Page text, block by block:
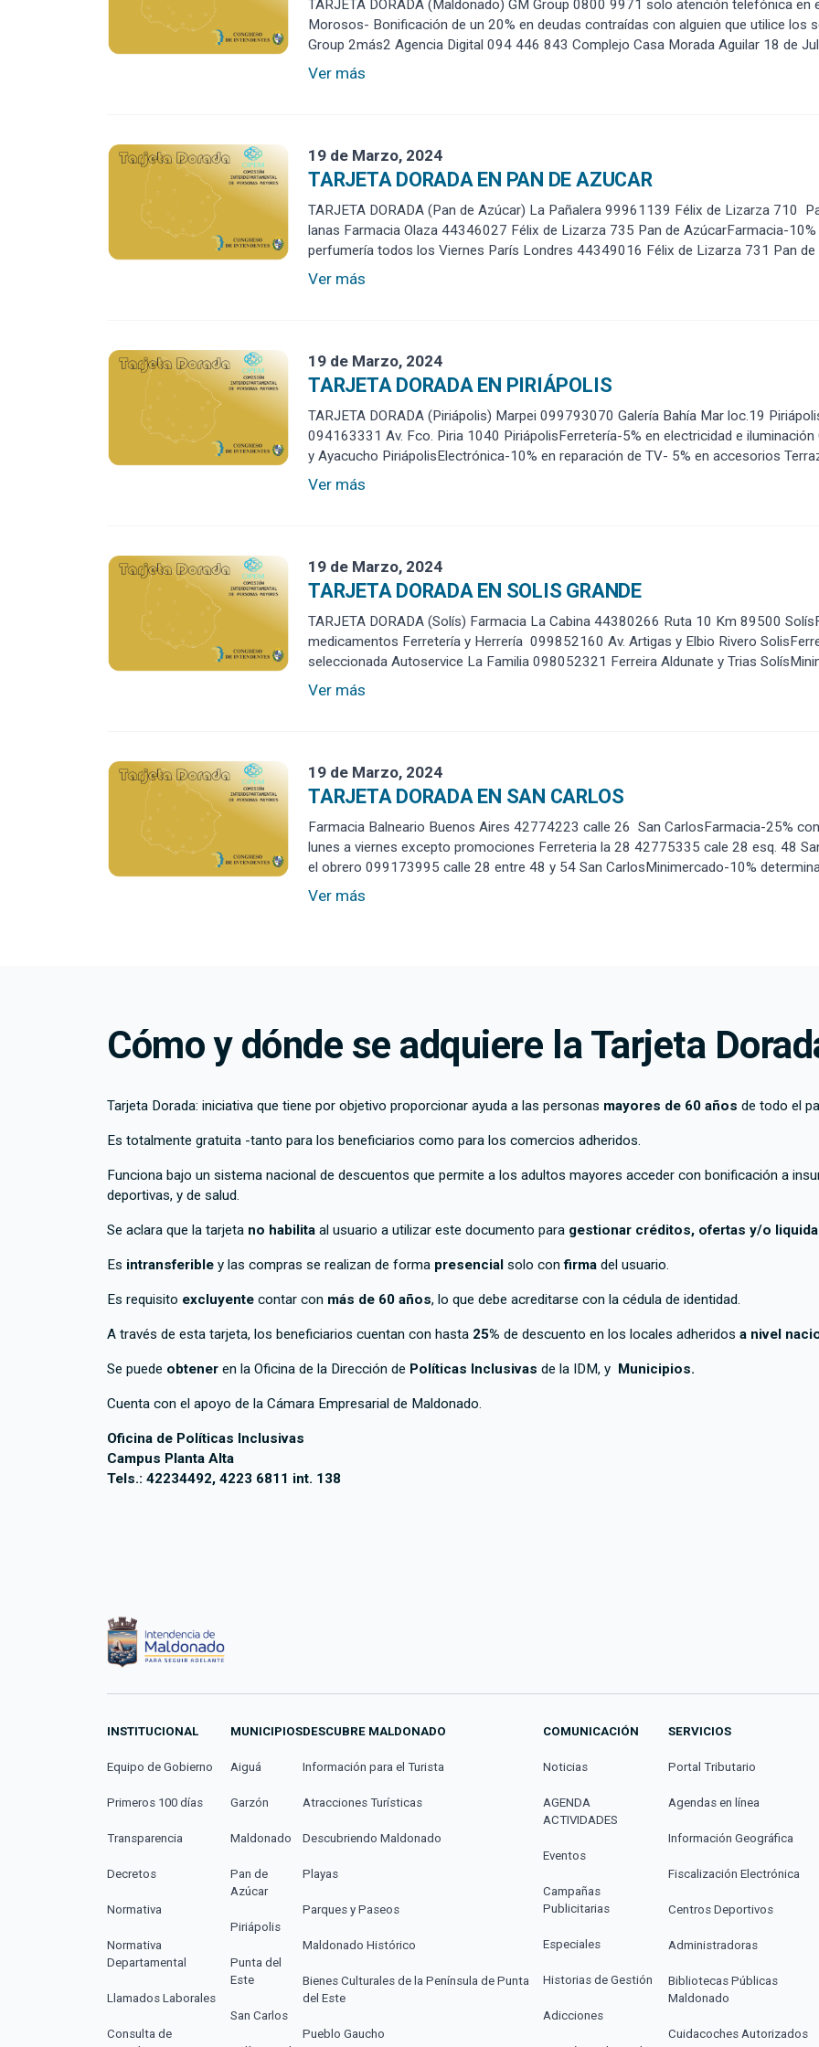
TARJETA DORADA (Maldonado) GM Group 0800 9971 solo atención telefónica
Morosos- Bonificación de un 20% en deudas contraídas con alguien que utilice
Group 2más2 Agencia Digital 094 446 843 Complejo Casa Morada Aguilar 18 de
Ver más
19 de Marzo, 2024
TARJETA DORADA EN PAN DE AZUCAR
TARJETA DORADA (Pan de Azúcar) La Pañalera 99961139 Félix de Lizarza 710
lanas Farmacia Olaza 44346027 Félix de Lizarza 735 Pan de AzúcarFarmacia-
perfumería todos los Viernes París Londres 44349016 Félix de Lizarza 731 Pan de
Ver más
19 de Marzo, 2024
TARJETA DORADA EN PIRIÁPOLIS
TARJETA DORADA (Piriápolis) Marpei 099793070 Galería Bahía Mar loc.19
094163331 Av. Fco. Piria 1040 PiriápolisFerretería-5% en electricidad e
y Ayacucho PiriápolisElectrónica-10% en reparación de TV- 5% en accesorios
Ver más
19 de Marzo, 2024
TARJETA DORADA EN SOLIS GRANDE
TARJETA DORADA (Solís) Farmacia La Cabina 44380266 Ruta 10 Km 89500
medicamentos Ferretería y Herrería 099852160 Av. Artigas y Elbio Rivero
seleccionada Autoservice La Familia 098052321 Ferreira Aldunate y Trias
Ver más
19 de Marzo, 2024
TARJETA DORADA EN SAN CARLOS
Farmacia Balneario Buenos Aires 42774223 calle 26 San CarlosFarmacia-25%
lunes a viernes excepto promociones Ferreteria la 28 42775335 cale 28 esq. 48
el obrero 099173995 calle 28 entre 48 y 54 San CarlosMinimercado-10%
Ver más
Cómo y dónde se adquiere la Tarjeta
Tarjeta Dorada: iniciativa que tiene por objetivo proporcionar ayuda a las personas mayores de 60 años de todo el
Es totalmente gratuita -tanto para los beneficiarios como para los comercios adheridos.
Funciona bajo un sistema nacional de descuentos que permite a los adultos mayores acceder con bonificación a
deportivas, y de salud.
Se aclara que la tarjeta no habilita al usuario a utilizar este documento para gestionar créditos, ofertas y/o
Es intransferible y las compras se realizan de forma presencial solo confirma del usuario.
Es requisito excluyente contar con más de 60 años, lo que debe acreditarse con la cédula de identidad.
A través de esta tarjeta, los beneficiarios cuentan con hasta 25% de descuento en los locales adheridos a nivel
Se puede obtener en la Oficina de la Dirección de Políticas Inclusivas de la IDM, y Municipios.
Cuenta con el apoyo de la Cámara Empresarial de Maldonado.
Oficina de Políticas Inclusivas
Campus Planta Alta
Tels.: 42234492, 4223 6811 int. 138
INSTITUCIONAL
Equipo de Gobierno
Primeros 100 días
Transparencia
Decretos
Normativa
Normativa
Departamental
Llamados Laborales
Consulta de
MUNICIPIOS
Aiguá
Garzón
Maldonado
Pan de
Azúcar
Piriápolis
Punta del
Este
San Carlos
DESCUBRE MALDONADO
Información para el Turista
Atracciones Turísticas
Descubriendo Maldonado
Playas
Parques y Paseos
Maldonado Histórico
Bienes Culturales de la Península de Punta
del Este
Pueblo Gaucho
COMUNICACIÓN
Noticias
AGENDA
ACTIVIDADES
Eventos
Campañas
Publicitarias
Especiales
Historias de Gestión
Adicciones
SERVICIOS
Portal Tributario
Agendas en línea
Información Geográfica
Fiscalización Electrónica
Centros Deportivos
Administradoras
Bibliotecas Públicas
Maldonado
Cuidacoches Autorizados